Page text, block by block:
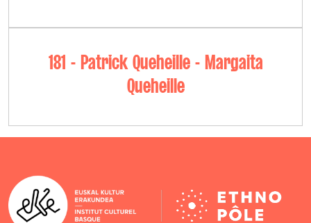
181 - Patrick Queheille - Margaita
Queheille